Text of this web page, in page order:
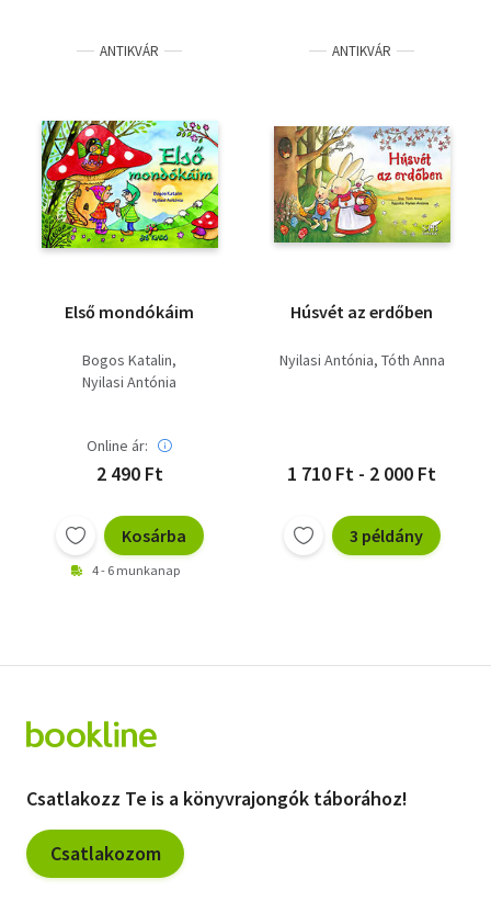
ANTIKVÁR
Első mondókáim
Bogos Katalin
Nyilasi Antónia
Online ár:
2 490 Ft
Kosárba
4 - 6 munkanap
ANTIKVÁR
Húsvét az erdőben
Nyilasi Antónia Tóth Anna
1 710 Ft - 2 000 Ft
3 példány
Csatlakozz Te is a könyvrajongók táborához!
Csatlakozom